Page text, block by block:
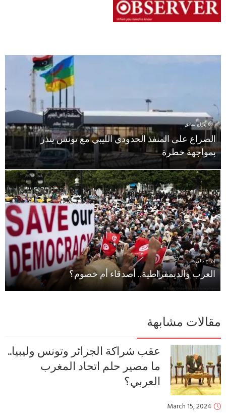
إدراج سابق
الصراع على المنفذ الحدودي الليبي مع تونس ينذر
بمواجهة خطرة
إدراج تالي
العرب والديمقراطية.. أصدقاء أم خصوم؟
مشابهة
عقب شراكة الجزائر وتونس وليبيا..
ما مصير حلم اتحاد المغرب
العربي؟
March 15, 2024